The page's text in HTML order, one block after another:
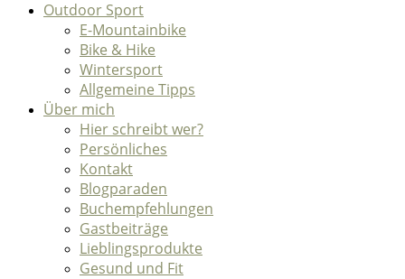
Outdoor Sport
E-Mountainbike
Bike & Hike
Wintersport
Allgemeine Tipps
Über mich
Hier schreibt wer?
Persönliches
Kontakt
Blogparaden
Buchempfehlungen
Gastbeiträge
Lieblingsprodukte
Gesund und Fit